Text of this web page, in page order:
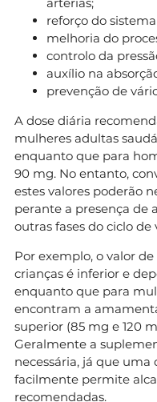
reforço do
melhoria do
controlo da
auxílio na
prevenção de
A dose diária
mulheres adultas
enquanto que para
90 mg. No entanto,
estes valores poderão
perante a presença de
outras fases do ciclo de
Por exemplo, o valor
crianças é inferior e
enquanto que para
encontram a
superior (85 mg e 120
Geralmente a
necessária, já que
facilmente permite
recomendadas.